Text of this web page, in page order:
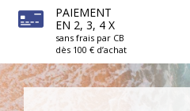
PAIEMENT
EN 2, 3, 4 X
sans frais par CB
dès 100 € d’achat